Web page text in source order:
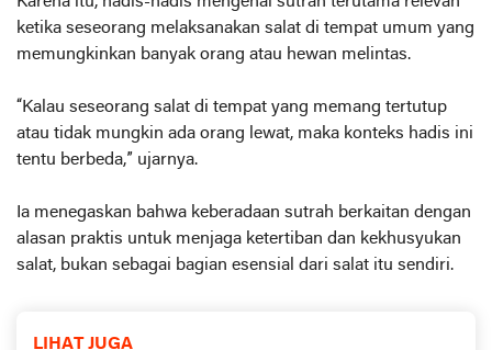
ketika seseorang melaksanakan salat di tempat umum yang
memungkinkan banyak orang atau hewan melintas.
“Kalau seseorang salat di tempat yang memang tertutup
atau tidak mungkin ada orang lewat, maka konteks hadis ini
tentu berbeda,” ujarnya.
Ia menegaskan bahwa keberadaan sutrah berkaitan dengan
alasan praktis untuk menjaga ketertiban dan kekhusyukan
salat, bukan sebagai bagian esensial dari salat itu sendiri.
LIHAT JUGA